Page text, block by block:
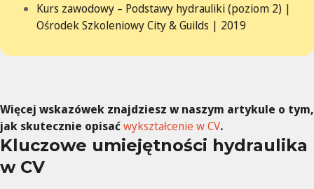
Kurs zawodowy – Podstawy hydrauliki (poziom 2) |
Ośrodek Szkoleniowy City & Guilds | 2019
Więcej wskazówek znajdziesz w naszym artykule o tym,
jak skutecznie opisaćwykształcenie w CV.
Kluczowe umiejętności hydraulika
w CV